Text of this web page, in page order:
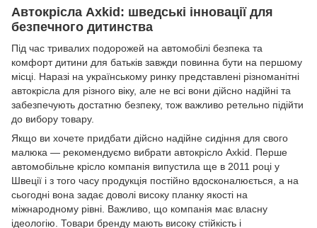
Автокрісла Axkid: шведські інновації для
безпечного дитинства
Під час тривалих подорожей на автомобілі безпека та
комфорт дитини для батьків завжди повинна бути на першому
місці. Наразі на українському ринку представлені різноманітні
автокрісла для різного віку, але не всі вони дійсно надійні та
забезпечують достатню безпеку, тож важливо ретельно підійти
до вибору товару.
Якщо ви хочете придбати дійсно надійне сидіння для свого
малюка — рекомендуємо вибрати автокрісло Axkid. Перше
автомобільне крісло компанія випустила ще в 2011 році у
Швеції і з того часу продукція постійно вдосконалюється, а на
сьогодні вона задає доволі високу планку якості на
міжнародному рівні. Важливо, що компанія має власну
ідеологію. Товари бренду мають високу стійкість і